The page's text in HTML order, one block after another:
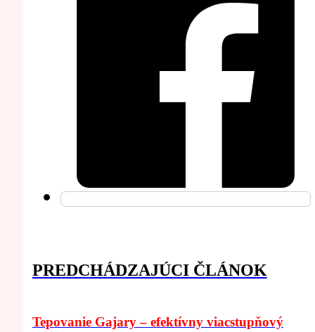
PREDCHÁDZAJÚCI ČLÁNOK
Tepovanie Gajary – efektívny viacstupňový